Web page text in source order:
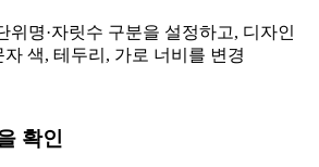
위명·자릿수 구분을 설정하고, 디자인
색, 테두리, 가로 너비를 변경
확인